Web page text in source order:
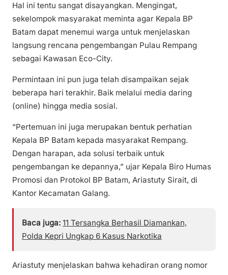
Hal ini tentu sangat disayangkan. Mengingat,
sekelompok masyarakat meminta agar Kepala BP
Batam dapat menemui warga untuk menjelaskan
langsung rencana pengembangan Pulau Rempang
sebagai Kawasan Eco-City.
Permintaan ini pun juga telah disampaikan sejak
beberapa hari terakhir. Baik melalui media daring
(online) hingga media sosial.
“Pertemuan ini juga merupakan bentuk perhatian
Kepala BP Batam kepada masyarakat Rempang.
Dengan harapan, ada solusi terbaik untuk
pengembangan ke depannya,” ujar Kepala Biro Humas
Promosi dan Protokol BP Batam, Ariastuty Sirait, di
Kantor Kecamatan Galang.
Baca juga: 11 Tersangka Berhasil Diamankan,
Polda Kepri Ungkap 6 Kasus Narkotika
Ariastuty menjelaskan bahwa kehadiran orang nomor